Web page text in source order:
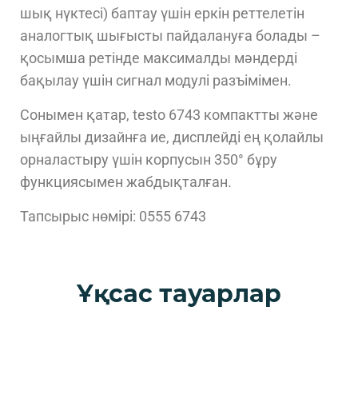
шық нүктесі) баптау үшін еркін реттелетін
аналогтық шығысты пайдалануға болады –
қосымша ретінде максималды мәндерді
бақылау үшін сигнал модулі разъімімен.
Сонымен қатар, testo 6743 компактты және
ыңғайлы дизайнға ие, дисплейді ең қолайлы
орналастыру үшін корпусын 350° бұру
функциясымен жабдықталған.
Тапсырыс нөмірі: 0555 6743
Ұқсас тауарлар